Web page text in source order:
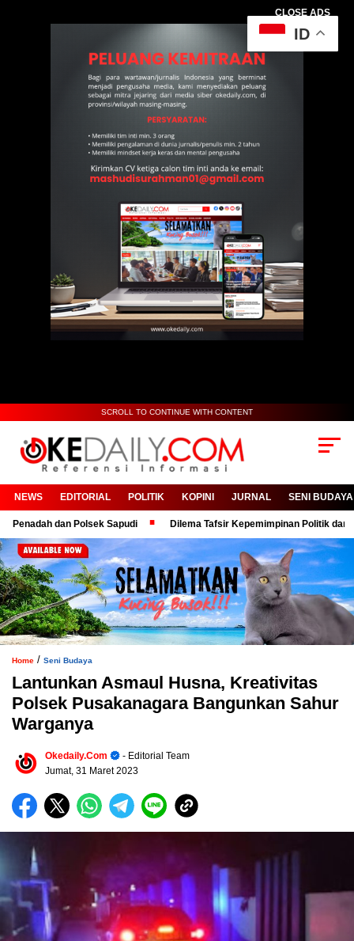
CLOSE ADS
SCROLL TO CONTINUE WITH CONTENT
NEWS EDITORIAL POLITIK KOPINI JURNAL SENI BUDAYA
dan Polsek Sapudi Dilema Tafsir Kepemimpinan Politik dan
Home / Seni Budaya
Lantunkan Asmaul Husna, Kreativitas
Polsek Pusakanagara Bangunkan Sahur
Warganya
Okedaily.com
- Editorial Team
Jumat, 31 Maret 2023
ID